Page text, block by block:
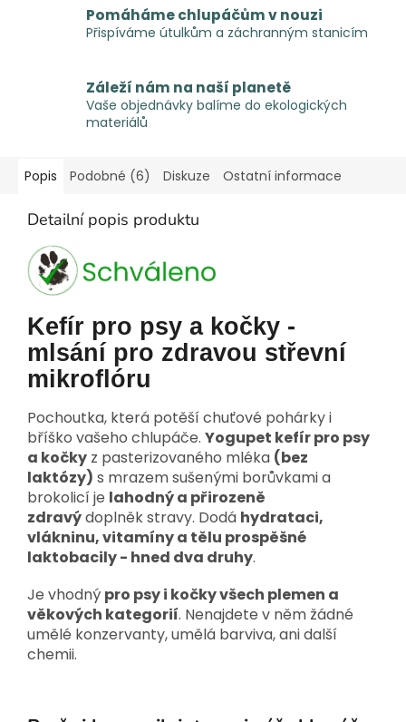
Pomáháme chlupáčům v nouzi
Přispíváme útulkům a záchranným stanicím
Záleží nám na naší planetě
Vaše objednávky balíme do ekologických
materiálů
Popis Podobné (6) Diskuze Ostatní informace
Detailní popis produktu
Kefír pro psy a kočky -
mlsání pro zdravou střevní
mikroflóru
Pochoutka, která potěší chuťové pohárky i
bříško vašeho chlupáče. Yogupet kefír pro psy
a kočky z pasterizovaného mléka (bez
laktózy) s mrazem sušenými borůvkami a
brokolicí je lahodný a přirozeně
zdravýdoplněk stravy. Dodá hydrataci,
vlákninu, vitamíny a tělu prospěšné
laktobacily - hned dva druhy.
Je vhodný pro psy i kočky všech plemen a
věkových kategorií. Nenajdete v něm žádné
umělé konzervanty, umělá barviva, ani další
chemii.